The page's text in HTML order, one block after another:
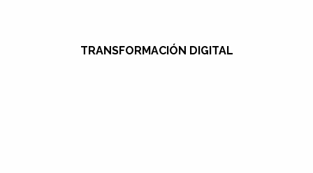
TRANSFORMACIÓN DIGITAL